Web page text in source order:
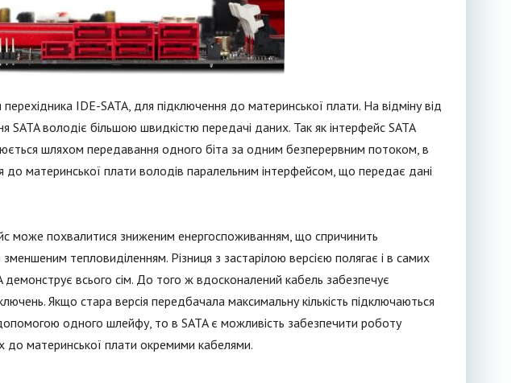
IDE-SATA, для підключення до материнської плати. На відміну від
SATA володіє більшою швидкістю передачі даних. Так як інтерфейс SATA
шляхом передавання одного біта за одним безперервним потоком, в
до материнської плати володів паралельним інтерфейсом, що передає дані
може похвалитися зниженим енергоспоживанням, що спричинить
зменшеним тепловиділенням. Різниця з застарілою версією полягає і в самих
демонструє всього сім. До того ж вдосконалений кабель забезпечує
Якщо стара версія передбачала максимальну кількість підключаються
одного шлейфу, то в SATA є можливість забезпечити роботу
материнської плати окремими кабелями.